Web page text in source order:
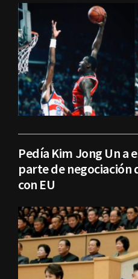
Pedía Kim Jong Un a
parte de negociación
con EU